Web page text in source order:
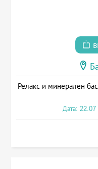
Релакс и минерален
Дата: 22.07